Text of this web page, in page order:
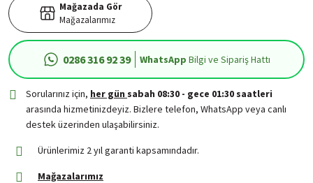
Mağazada Gör
Mağazalarımız
0286 316 92 39 WhatsApp Bilgi ve Sipariş Hattı
Sorularınız için, her gün sabah 08:30 - gece 01:30 saatleri
arasında hizmetinizdeyiz. Bizlere telefon, WhatsApp veya canlı
destek üzerinden ulaşabilirsiniz.
Ürünlerimiz 2 yıl garanti kapsamındadır.
Mağazalarımız